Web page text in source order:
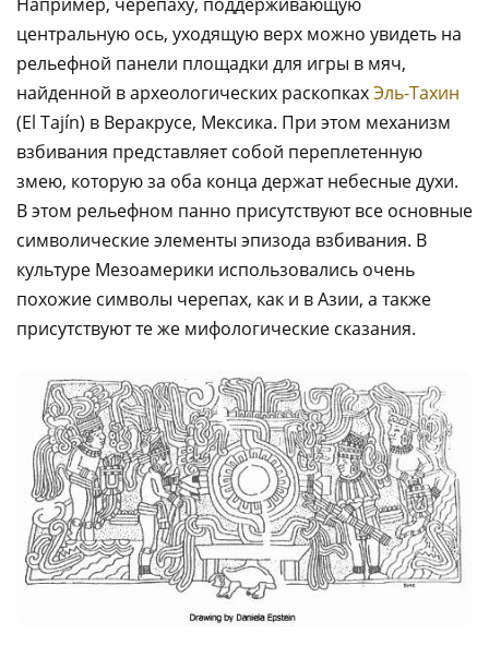
центральную ось, уходящую верх можно увидеть на
рельефной панели площадки для игры в мяч,
найденной в археологических раскопкахЭль-Тахин
(El Tajín) в Веракрусе, Мексика. При этом механизм
взбивания представляет собой переплетенную
змею, которую за оба конца держат небесные духи.
В этом рельефном панно присутствуют все основные
символические элементы эпизода взбивания. В
культуре Мезоамерики использовались очень
похожие символы черепах, как и в Азии, а также
присутствуют те же мифологические сказания.